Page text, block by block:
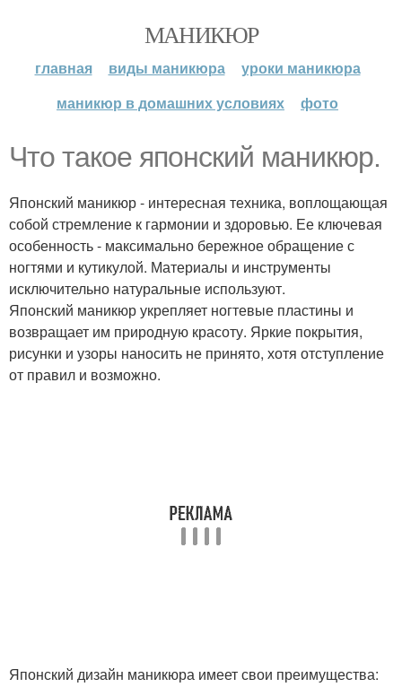
МАНИКЮР
главная виды маникюра
уроки маникюра
маникюр в домашних условиях
фото
Что такое японский маникюр.
Японский маникюр - интересная техника, воплощающая
собой стремление к гармонии и здоровью. Ее ключевая
особенность - максимально бережное обращение с
ногтями и кутикулой. Материалы и инструменты
исключительно натуральные используют.
Японский маникюр укрепляет ногтевые пластины и
возвращает им природную красоту. Яркие покрытия,
рисунки и узоры наносить не принято, хотя отступление
от правил и возможно.
Японский дизайн маникюра имеет свои преимущества: